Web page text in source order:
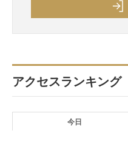
アクセスランキング
今日